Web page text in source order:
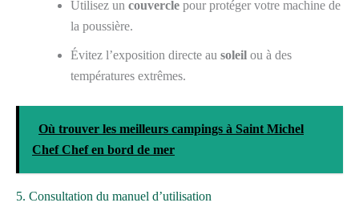
Utilisez un couvercle pour protéger votre machine de
la poussière.
Évitez l’exposition directe au soleil ou à des
températures extrêmes.
Où trouver les meilleurs campings à Saint Michel
Chef Chef en bord de mer
5. Consultation du manuel d’utilisation